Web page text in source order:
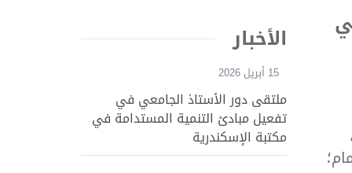
الأخبار
15 أبريل 2026
ملتقى دور الأستاذ الجامعي في
تفعيل مبادئ التنمية المستدامة في
مكتبة الإسكندرية